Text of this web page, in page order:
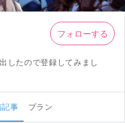
したので登録してみまし
フォローする
記事 プラン